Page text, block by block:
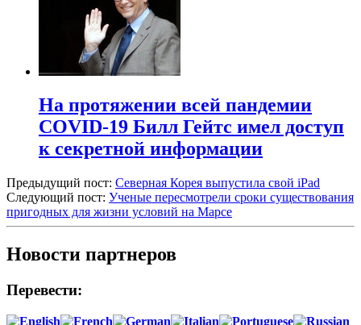
На протяжении всей пандемии
COVID-19 Билл Гейтс имел доступ
к секретной информации
Предыдущий пост: Северная Корея выпустила свой iPad
Следующий пост: Ученые пересмотрели сроки существования
пригодных для жизни условий на Марсе
Новости партнеров
Перевести: